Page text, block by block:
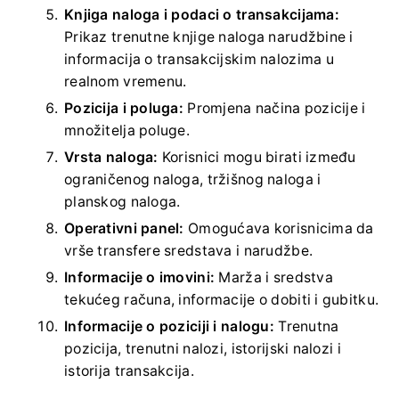
Knjiga naloga i podaci o transakcijama:
Prikaz trenutne knjige naloga narudžbine i
informacija o transakcijskim nalozima u
realnom vremenu.
Pozicija i poluga: Promjena načina pozicije i
množitelja poluge.
Vrsta naloga: Korisnici mogu birati između
ograničenog naloga, tržišnog naloga i
planskog naloga.
Operativni panel: Omogućava korisnicima da
vrše transfere sredstava i narudžbe.
Informacije o imovini: Marža i sredstva
tekućeg računa, informacije o dobiti i gubitku.
Informacije o poziciji i nalogu: Trenutna
pozicija, trenutni nalozi, istorijski nalozi i
istorija transakcija.